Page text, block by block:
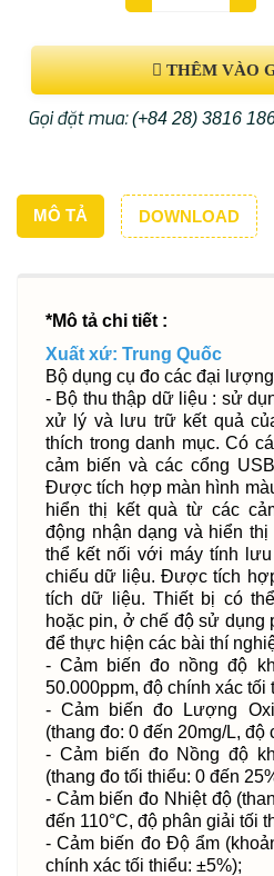
THÊM VÀO
Gọi đặt mua:(+84 28) 3816
MÔ TẢ DOWNLOAD
*Mô tả chi tiết :
Xuất xứ: Trung Quốc
Bộ dụng cụ đo các đại
- Bộ thu thập dữ liệu : sử
xử lý và lưu trữ kết quả
thích trong danh mục. Có
cảm biến và các cổng
Được tích hợp màn hình
hiển thị kết quà từ các
động nhận dạng và hiển
thể kết nối với máy tính
chiếu dữ liệu. Được tích
tích dữ liệu. Thiết bị có
hoặc pin, ở chế độ sử
để thực hiện các bài thí
- Cảm biến đo nồng độ
50.000ppm, độ chính xác tối
- Cảm biến đo Lượng
(thang đo: 0 đến 20mg/L, độ
- Cảm biến đo Nồng độ
(thang đo tối thiểu: 0 đến
- Cảm biến đo Nhiệt độ
đến 110°C, độ phân giải tối
- Cảm biến đo Độ ẩm
chính xác tối thiểu: ±5%);